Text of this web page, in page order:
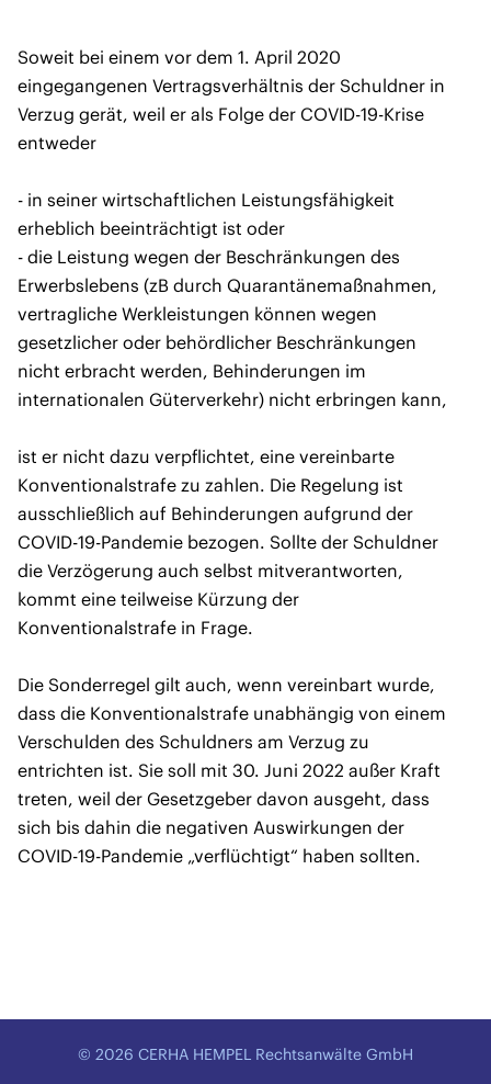
Soweit bei einem vor dem 1. April 2020
eingegangenen Vertragsverhältnis der Schuldner in
Verzug gerät, weil er als Folge der COVID-19-Krise
entweder
- in seiner wirtschaftlichen Leistungsfähigkeit
erheblich beeinträchtigt ist oder
- die Leistung wegen der Beschränkungen des
Erwerbslebens (zB durch Quarantänemaßnahmen,
vertragliche Werkleistungen können wegen
gesetzlicher oder behördlicher Beschränkungen
nicht erbracht werden, Behinderungen im
internationalen Güterverkehr) nicht erbringen kann,
ist er nicht dazu verpflichtet, eine vereinbarte
Konventionalstrafe zu zahlen. Die Regelung ist
ausschließlich auf Behinderungen aufgrund der
COVID-19-Pandemie bezogen. Sollte der Schuldner
die Verzögerung auch selbst mitverantworten,
kommt eine teilweise Kürzung der
Konventionalstrafe in Frage.
Die Sonderregel gilt auch, wenn vereinbart wurde,
dass die Konventionalstrafe unabhängig von einem
Verschulden des Schuldners am Verzug zu
entrichten ist. Sie soll mit 30. Juni 2022 außer Kraft
treten, weil der Gesetzgeber davon ausgeht, dass
sich bis dahin die negativen Auswirkungen der
COVID-19-Pandemie „verflüchtigt“ haben sollten.
© 2026 CERHA HEMPEL Rechtsanwälte GmbH